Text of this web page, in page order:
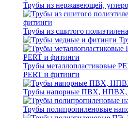
Трубы из нержавеющей,
Трубы из сшитого
Трубы металлопластиковые
PERT и фитинги
Трубы напорные ПВХ, НПВХ,
Трубы полипропиленовые